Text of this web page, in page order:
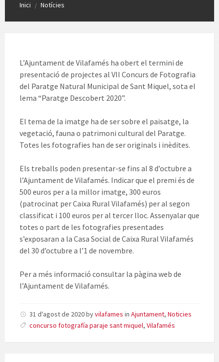
Inici / Notícies
L’Ajuntament de Vilafamés ha obert el termini de
presentació de projectes al VII Concurs de Fotografia
del Paratge Natural Municipal de Sant Miquel, sota el
lema “Paratge Descobert 2020”.
El tema de la imatge ha de ser sobre el paisatge, la
vegetació, fauna o patrimoni cultural del Paratge.
Totes les fotografies han de ser originals i inèdites.
Els treballs poden presentar-se fins al 8 d’octubre a
l’Ajuntament de Vilafamés. Indicar que el premi és de
500 euros per a la millor imatge, 300 euros
(patrocinat per Caixa Rural Vilafamés) per al segon
classificat i 100 euros per al tercer lloc. Assenyalar que
totes o part de les fotografies presentades
s’exposaran a la Casa Social de Caixa Rural Vilafamés
del 30 d’octubre a l’1 de novembre.
Per a més informació consultar la pàgina web de
l’Ajuntament de Vilafamés.
31 d'agost de 2020byvilafames in Ajuntament, Noticies
concurso fotografía paraje sant miquel, Vilafamés